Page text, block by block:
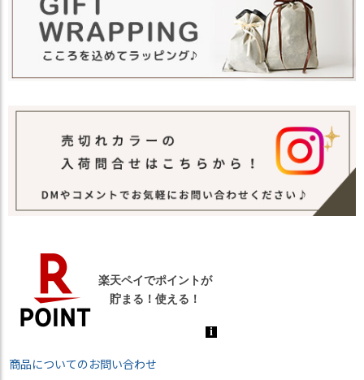
商品についてのお問い合わせ